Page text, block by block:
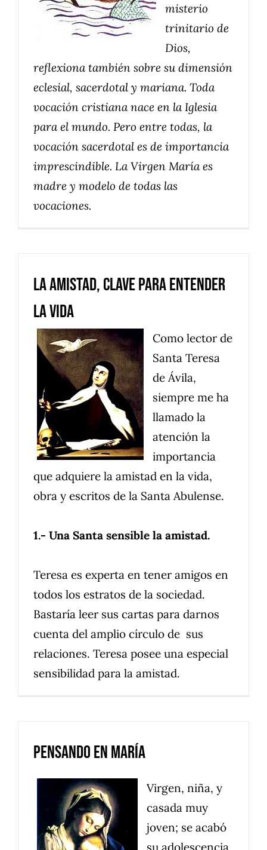
misterio
trinitario de
Dios,
reflexiona también sobre su dimensión
eclesial, sacerdotal y mariana. Toda
vocación cristiana nace en la Iglesia
para el mundo. Pero entre todas, la
vocación sacerdotal es de importancia
imprescindible. La Virgen María es
madre y modelo de todas las
vocaciones.
La amistad, clave para entender
la vida
Como lector de
Santa Teresa
de Ávila,
siempre me ha
llamado la
atención la
importancia
que adquiere la amistad en la vida,
obra y escritos de la Santa Abulense.
1.- Una Santa sensible la amistad.
Teresa es experta en tener amigos en
todos los estratos de la sociedad.
Bastaría leer sus cartas para darnos
cuenta del amplio círculo de sus
relaciones. Teresa posee una especial
sensibilidad para la amistad.
Pensando en María
Virgen, niña, y
casada muy
joven; se acabó
su adolescencia